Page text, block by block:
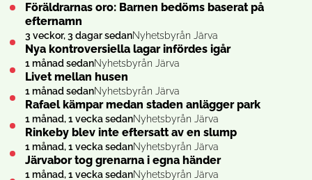
Föräldrarnas oro: Barnen bedöms baserat på
efternamn
3 veckor, 3 dagar sedanNyhetsbyrån Järva
Nya kontroversiella lagar infördes igår
1 månad sedanNyhetsbyrån Järva
Livet mellan husen
1 månad sedanNyhetsbyrån Järva
Rafael kämpar medan staden anlägger park
1 månad, 1 vecka sedanNyhetsbyrån Järva
Rinkeby blev inte eftersatt av en slump
1 månad, 1 vecka sedanNyhetsbyrån Järva
Järvabor tog grenarna i egna händer
1 månad, 1 vecka sedanNyhetsbyrån Järva